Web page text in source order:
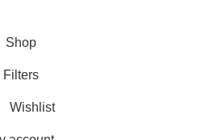
Shop
Filters
Wishlist